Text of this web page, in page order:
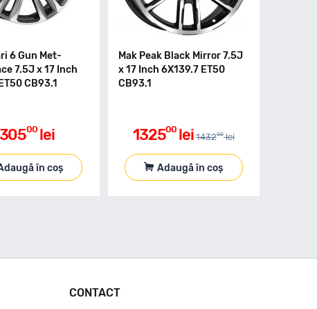
6 Gun Met-
7.5J x 17 Inch
CB93.1
00 lei
în coș
Mak Peak Black Mirror 7.5J
x 17 Inch 6X139.7 ET50
CB93.1
132500 lei 143200 lei
Adaugă în coș
CONTACT